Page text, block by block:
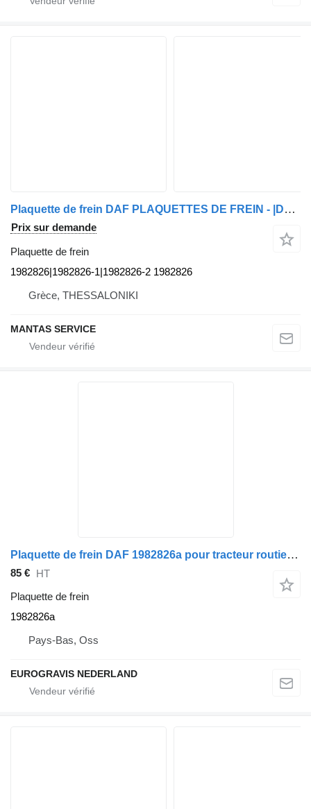
Plaquette de frein DAF PLAQUETTES DE FREIN - |DAF - PLAQUETTES DE FREIN - D'ORIGINE 1982826|1982826-1|1982826-2 pour camion DAF
Prix sur demande
Plaquette de frein
1982826|1982826-1|1982826-2 1982826
Grèce, THESSALONIKI
MANTAS SERVICE
Plaquette de frein DAF 1982826a pour tracteur routier DAF CF/XF - MB- SC - MAN - IV TEXTAR
85 € HT
Plaquette de frein
1982826a
Pays-Bas, Oss
EUROGRAVIS NEDERLAND